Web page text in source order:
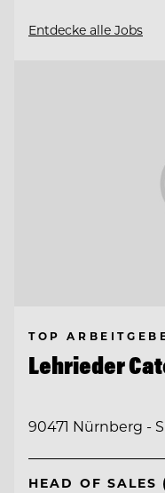
Entdecke alle Jobs
TOP
Lehrieder
90471 Nürnberg -
HEAD OF SALES